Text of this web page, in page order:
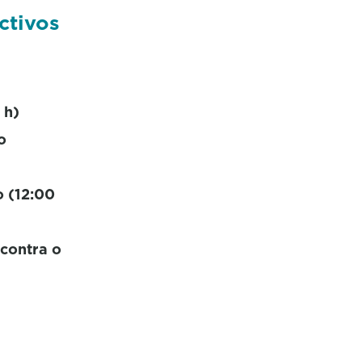
h)
(12:00
o